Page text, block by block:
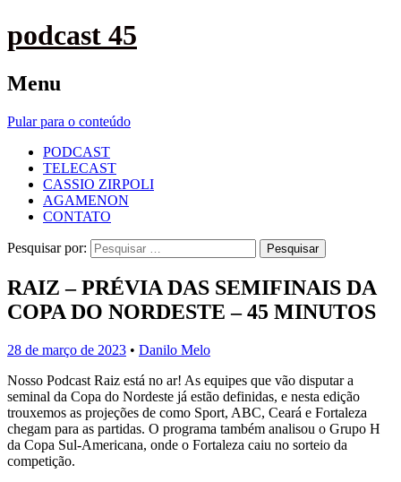
podcast 45
Menu
Pular para o conteúdo
PODCAST
TELECAST
CASSIO ZIRPOLI
AGAMENON
CONTATO
Pesquisar por:
RAIZ – PRÉVIA DAS SEMIFINAIS DA
COPA DO NORDESTE – 45 MINUTOS
28 de março de 2023 • Danilo Melo
Nosso Podcast Raiz está no ar! As equipes que vão disputar a
seminal da Copa do Nordeste já estão definidas, e nesta edição
trouxemos as projeções de como Sport, ABC, Ceará e Fortaleza
chegam para as partidas. O programa também analisou o Grupo H
da Copa Sul-Americana, onde o Fortaleza caiu no sorteio da
competição.